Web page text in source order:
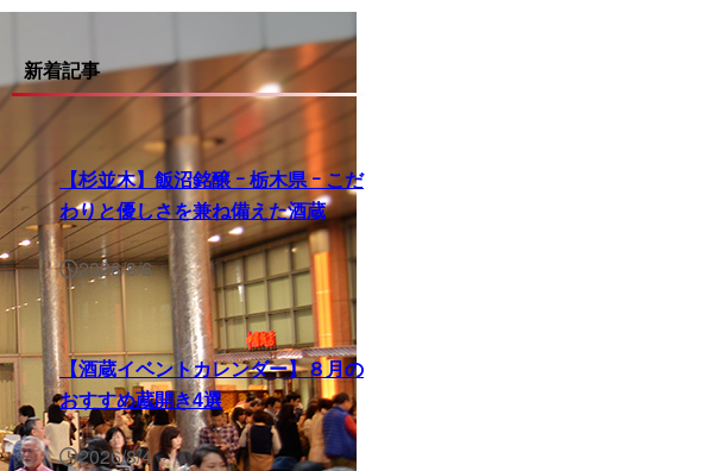
新着記事
【杉並木】飯沼銘醸 ｰ 栃木県 ｰ こだ
わりと優しさを兼ね備えた酒蔵
2026/8/6
【酒蔵イベントカレンダー】８月の
おすすめ蔵開き4選
2026/8/4